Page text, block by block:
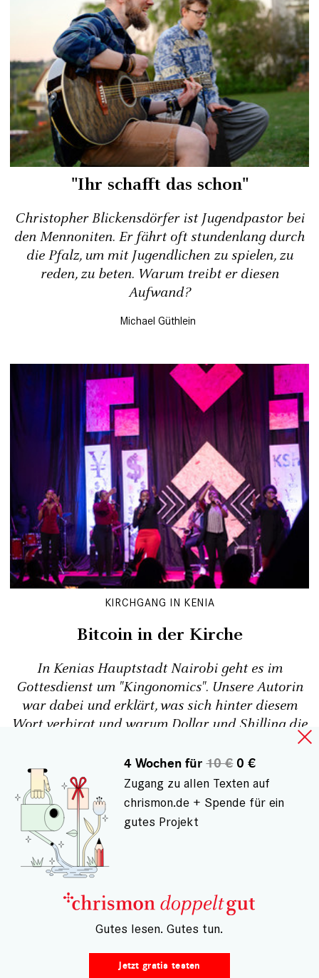
"Ihr schafft das schon"
Christopher Blickensdörfer ist Jugendpastor bei
den Mennoniten. Er fährt oft stundenlang durch
die Pfalz, um mit Jugendlichen zu spielen, zu
reden, zu beten. Warum treibt er diesen
Aufwand?
Michael Güthlein
KIRCHGANG IN KENIA
Bitcoin in der Kirche
In Kenias Hauptstadt Nairobi geht es im
Gottesdienst um "Kingonomics". Unsere Autorin
war dabei und erklärt, was sich hinter diesem
Wort verbirgt und warum Dollar und Shilling die
Birte Mensing 4
Die Kommentarfunktion ist nur noch für
registrierte Nutzer verfügbar. Um einen
Leserkommentar schreiben zu können,
4 Wochen für10 €0 €
Zugang zu allen Texten auf
chrismon.de + Spende für ein
gutes Projekt
– Gutes lesen. Gutes tun.
Jetzt gratis testen